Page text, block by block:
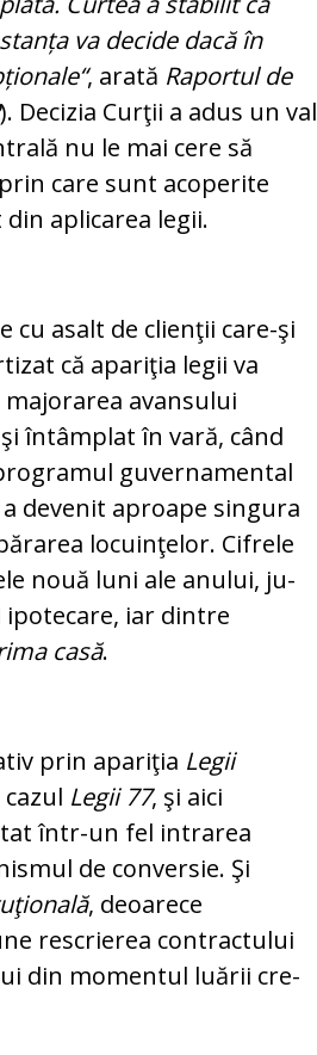
va decide dacă în
, arată Raportul de
). Decizia Curţii a adus un val
nu le mai cere să
care sunt aco­pe­rite
aplicarea legii.
asalt de clienţii care-şi
că apariţia legii va
avan­su­lui
întâmplat în vară, când
guvernamental
devenit aproa­pe singura
locuinţelor. Ci­frele
nouă luni ale anului, ju­
iar dintre
casă.
prin apariţia Legii
cazul Legii 77, şi aici
într-un fel in­trarea
de conversie. Şi
, deoarece
rescrierea con­trac­tului
din momentul luării cre­